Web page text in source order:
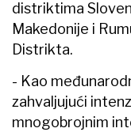
distriktima
Makedonije i
Distrikta.
- Kao
zahvaljujući
mnogobrojnim